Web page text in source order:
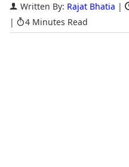
Written By: Rajat Bhatia |
|
4 Minutes Read